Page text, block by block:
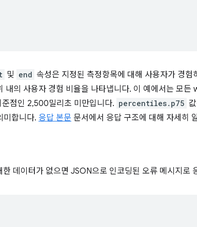
및 end 속성은 지정된 측정항목에 대해 사용자가 경험
내의 사용자 경험 비율을 나타냅니다. 이 예에서는 모든
점인 2,500밀리초 미만입니다. percentiles.p75
미합니다. 응답 본문 문서에서 응답 구조에 대해 자세히
데이터가 없으면 JSON으로 인코딩된 오류 메시지로